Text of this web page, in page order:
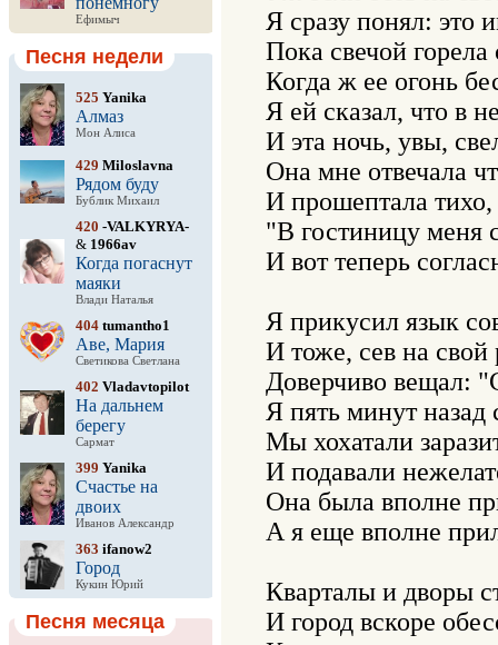
Ефимыч
Песня недели
525 Yanika
Алмаз
Мон Алиса
429 Miloslavna
Рядом буду
Бублик Михаил
420 -VALKYRYA-
& 1966av
Когда погаснут
маяки
Влади Наталья
404 tumantho1
Аве, Мария
Светикова Светлана
402 Vladavtopilot
На дальнем
берегу
Сармат
399 Yanika
Счастье на
двоих
Иванов Александр
363 ifanow2
Город
Кукин Юрий
Песня месяца
Я сразу понял: это
Пока свечой
Когда ж ее огонь
Я ей сказал, что в
И эта ночь, увы,
Она мне отвечала
И прошептала
"В гостиницу меня
И вот теперь
Я прикусил язык
И тоже, сев на свой
Доверчиво вещал:
Я пять минут назад
Мы хохатали
И подавали
Она была вполне
А я еще вполне
Кварталы и дворы
И город вскоре